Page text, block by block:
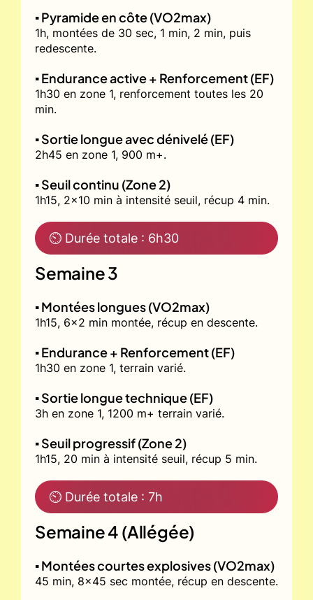
▪️ Pyramide en côte (VO2max)
1h, montées de 30 sec, 1 min, 2 min, puis
redescente.
▪️ Endurance active + Renforcement (EF)
1h30 en zone 1, renforcement toutes les 20
min.
▪️ Sortie longue avec dénivelé (EF)
2h45 en zone 1, 900 m+.
▪️ Seuil continu (Zone 2)
1h15, 2x10 min à intensité seuil, récup 4 min.
⏲ Durée totale : 6h30
Semaine 3
▪️ Montées longues (VO2max)
1h15, 6x2 min montée, récup en descente.
▪️ Endurance + Renforcement (EF)
1h30 en zone 1, terrain varié.
▪️ Sortie longue technique (EF)
3h en zone 1, 1200 m+ terrain varié.
▪️ Seuil progressif (Zone 2)
1h15, 20 min à intensité seuil, récup 5 min.
⏲ Durée totale : 7h
Semaine 4 (Allégée)
▪️ Montées courtes explosives (VO2max)
45 min, 8x45 sec montée, récup en descente.